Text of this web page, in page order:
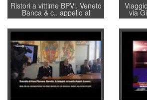
Ristori a vittime BPVi, Veneto
Banca & c., appello al
sottosegretario Alessio
Villarosa: per mettere ordine
convochi con Di Maio CNCU
a supporto della cabina di
regia al Mef
via
un